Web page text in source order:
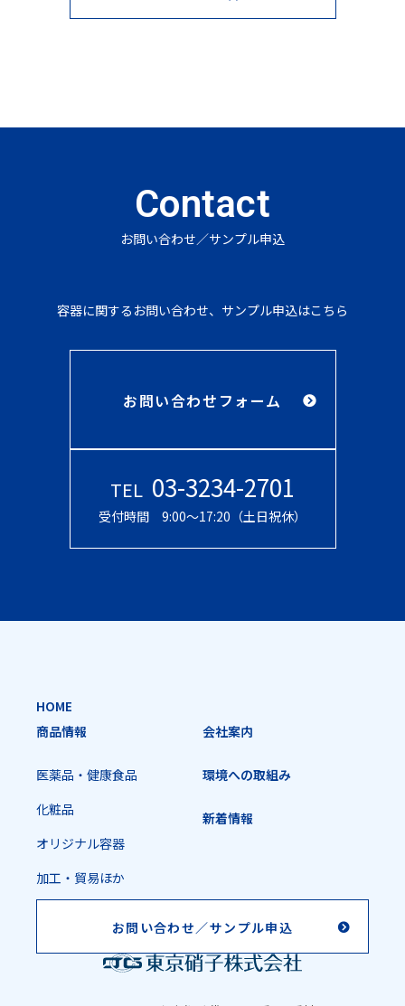
Contact
お問い合わせ／サンプル申込
容器に関するお問い合わせ、サンプル申込はこちら
TEL 03-3234-2701
受付時間 9:00〜17:20（土日祝休）
お問い合わせフォーム
HOME
商品情報
医薬品・健康食品
化粧品
オリジナル容器
加工・貿易ほか
会社案内
環境への取組み
新着情報
お問い合わせ／サンプル申込